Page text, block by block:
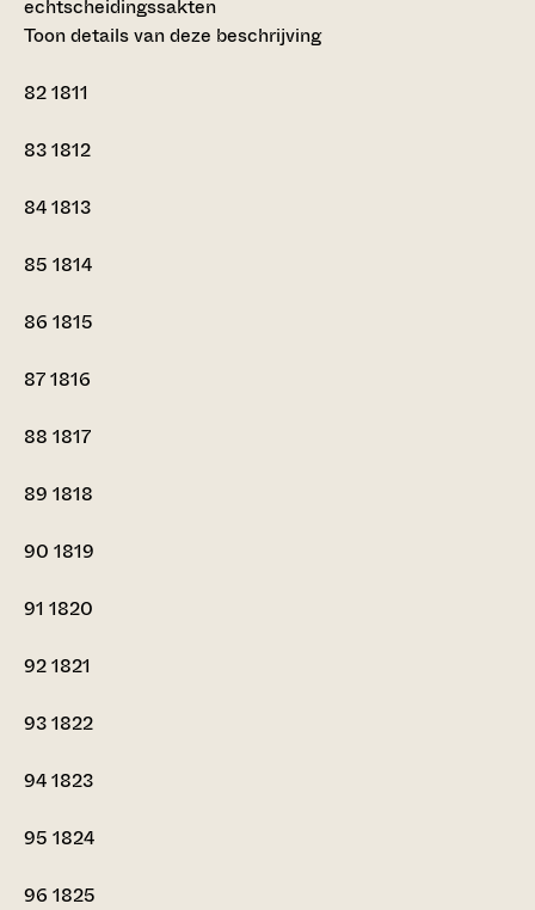
echtscheidingssakten
Toon details van deze beschrijving
821811
831812
841813
85 1814
86 1815
871816
88 1817
89 1818
90 1819
91 1820
921821
931822
941823
95 1824
96 1825